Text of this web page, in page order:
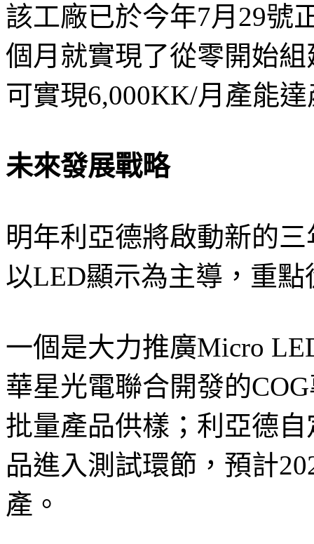
該工廠已於今年7月29號
個月就實現了從零開始
可實現6,000KK/月產能
未來發展戰略
明年利亞德將啟動新的
以LED顯示為主導，重
一個是大力推廣Micro
華星光電聯合開發的
批量產品供樣；利亞德
品進入測試環節，預計
產。